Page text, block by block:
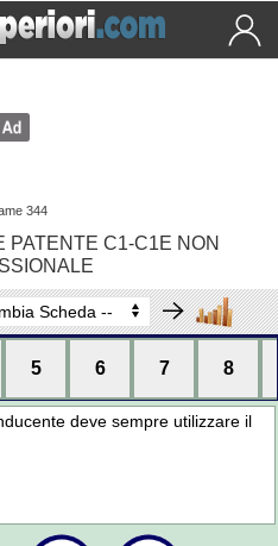
344
PATENTE C1-C1E NON
5 6 7 8
deve sempre utilizzare il